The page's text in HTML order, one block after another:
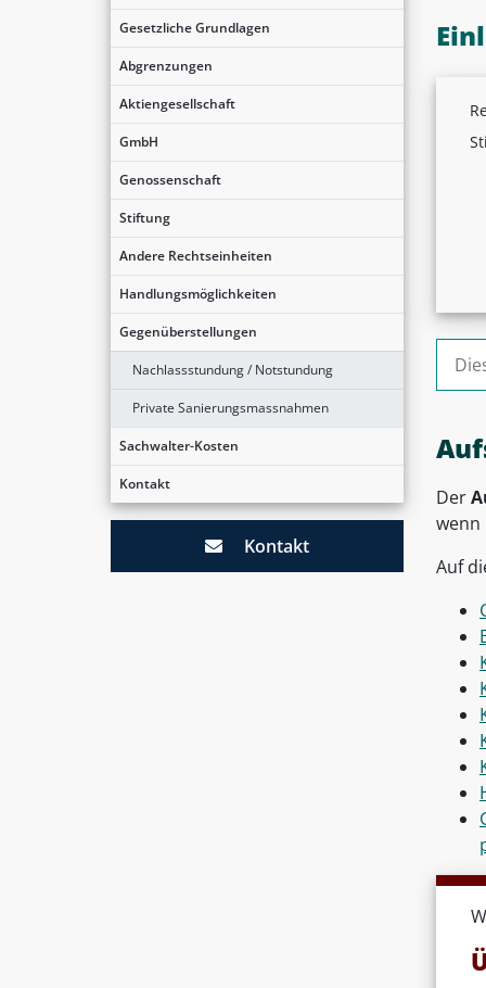
Gesetzliche Grundlagen
Abgrenzungen
Aktiengesellschaft
GmbH
Genossenschaft
Stiftung
Andere Rechtseinheiten
Handlungsmöglichkeiten
Gegenüberstellungen
Nachlassstundung / Notstundung
Private Sanierungsmassnahmen
Sachwalter-Kosten
Kontakt
Kontakt
Der
wenn
Auf